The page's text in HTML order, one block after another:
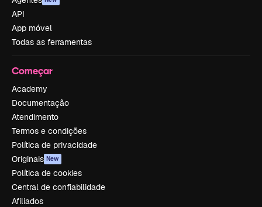
API
App móvel
Todas as ferramentas
Começar
Academy
Documentação
Atendimento
Termos e condições
Política de privacidade
Originais New
Política de cookies
Central de confiabilidade
Afiliados